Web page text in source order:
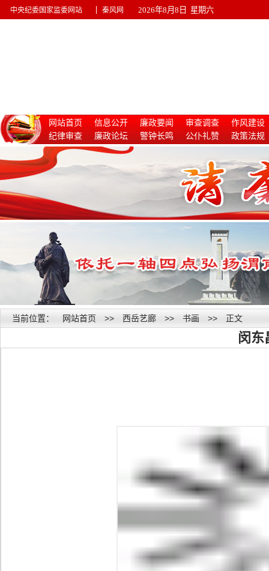
中央纪委国家监委网站 秦风网 2026年8月8日 星期六
网站首页 信息公开 廉政要闻 审查调查
作风建设
纪律审查
廉政论坛 警钟长鸣 公仆礼赞
政策法规
惩治腐败
当前位置： 网站首页 >> 西岳艺廊 >> 书画 >> 正文
闵东